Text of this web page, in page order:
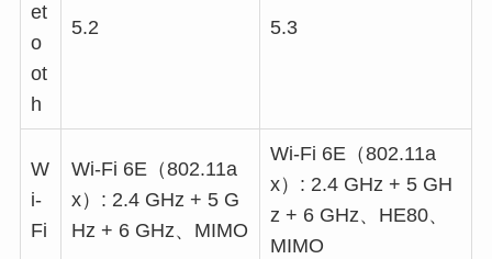
et
o
ot
h
5.2 5.3
W
i-
Fi
Wi-Fi 6E（802.11a
x）: 2.4 GHz + 5 G
Hz + 6 GHz、MIMO
Wi-Fi 6E（802.11a
x）: 2.4 GHz + 5 GH
z + 6 GHz、HE80、
MIMO